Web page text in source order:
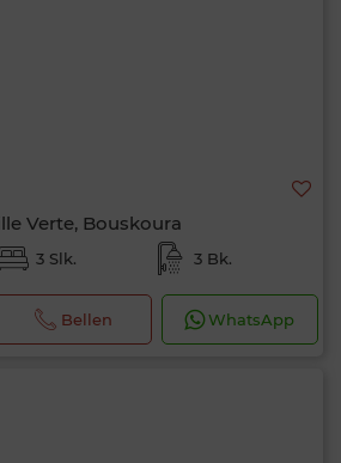
Verte, Bouskoura
3 Slk. 3 Bk.
Bellen WhatsApp